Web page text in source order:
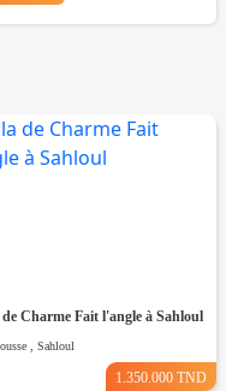
Charme Fait l'angle à Sahloul
, Sahloul
1.350.000 TND